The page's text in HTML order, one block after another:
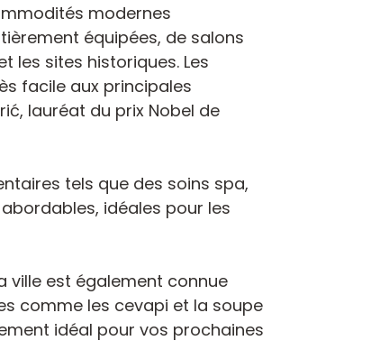
modernes
équipées, de salons
les sites historiques. Les
facile aux principales
lauréat du prix Nobel de
tels que des soins spa,
idéales pour les
ville est également connue
comme les cevapi et la soupe
idéal pour vos prochaines